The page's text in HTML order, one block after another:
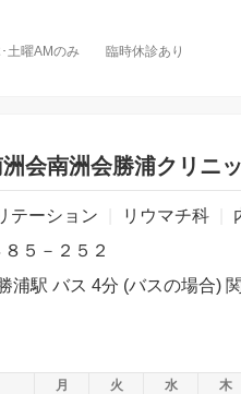
･土曜AMのみ 臨時休診あり
会南洲会勝浦クリニ
テーション リウマチ科
５－２５２
月 火 水
木